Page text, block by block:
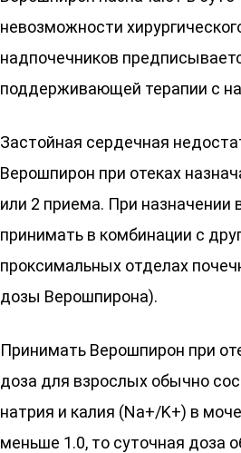
невозможности
надпочечников
поддерживающей терапии с
Застойная сердечная
Верошпирон при отеках
или 2 приема. При
принимать в комбинации с
проксимальных отделах
дозы Верошпирона).
Принимать Верошпирон при
доза для взрослых обычно
натрия и калия (Na+/K+) в
меньше 1.0, то суточная доза